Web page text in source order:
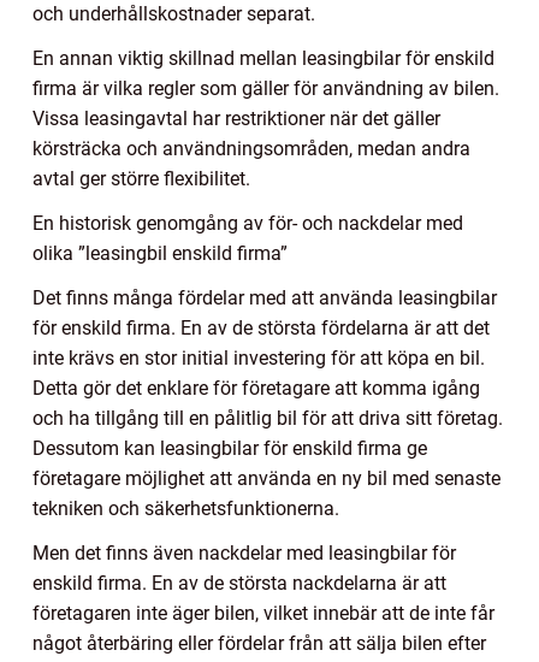
och underhållskostnader separat.
En annan viktig skillnad mellan leasingbilar för enskild
firma är vilka regler som gäller för användning av bilen.
Vissa leasingavtal har restriktioner när det gäller
körsträcka och användningsområden, medan andra
avtal ger större flexibilitet.
En historisk genomgång av för- och nackdelar med
olika ”leasingbil enskild firma”
Det finns många fördelar med att använda leasingbilar
för enskild firma. En av de största fördelarna är att det
inte krävs en stor initial investering för att köpa en bil.
Detta gör det enklare för företagare att komma igång
och ha tillgång till en pålitlig bil för att driva sitt företag.
Dessutom kan leasingbilar för enskild firma ge
företagare möjlighet att använda en ny bil med senaste
tekniken och säkerhetsfunktionerna.
Men det finns även nackdelar med leasingbilar för
enskild firma. En av de största nackdelarna är att
företagaren inte äger bilen, vilket innebär att de inte får
något återbäring eller fördelar från att sälja bilen efter